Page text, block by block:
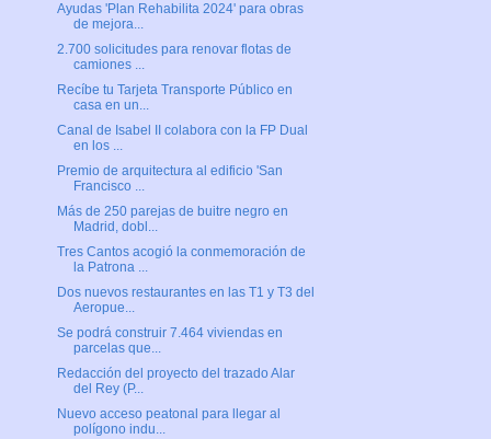
Ayudas 'Plan Rehabilita 2024' para obras
de mejora...
2.700 solicitudes para renovar flotas de
camiones ...
Recíbe tu Tarjeta Transporte Público en
casa en un...
Canal de Isabel II colabora con la FP Dual
en los ...
Premio de arquitectura al edificio 'San
Francisco ...
Más de 250 parejas de buitre negro en
Madrid, dobl...
Tres Cantos acogió la conmemoración de
la Patrona ...
Dos nuevos restaurantes en las T1 y T3 del
Aeropue...
Se podrá construir 7.464 viviendas en
parcelas que...
Redacción del proyecto del trazado Alar
del Rey (P...
Nuevo acceso peatonal para llegar al
polígono indu...